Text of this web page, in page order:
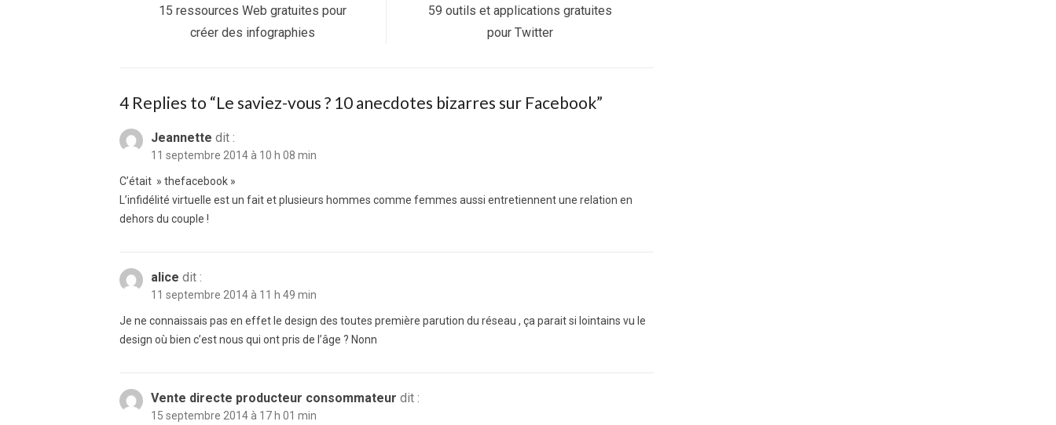
l’article
Previous
15 ressources Web gratuites pour
créer des infographies
Next
59 outils et applications gratuites
pour Twitter
4 Replies to “Le saviez-vous ? 10 anecdotes bizarres sur Facebook”
Jeannette dit :
11 septembre 2014 à 10 h 08 min
C’était » thefacebook »
L’infidélité virtuelle est un fait et plusieurs hommes comme femmes aussi entretiennent une relation en
dehors du couple !
alice dit :
11 septembre 2014 à 11 h 49 min
Je ne connaissais pas en effet le design des toutes première parution du réseau , ça parait si lointains vu le
design où bien c’est nous qui ont pris de l’âge ? Nonn
Vente directe producteur consommateur dit :
15 septembre 2014 à 17 h 01 min